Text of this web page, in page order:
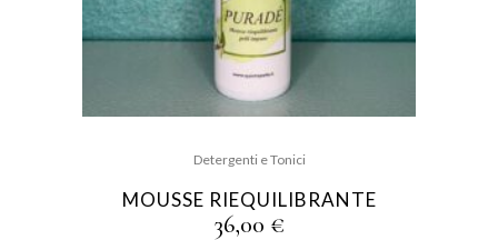
Detergenti e Tonici
MOUSSE RIEQUILIBRANTE
36,00 €